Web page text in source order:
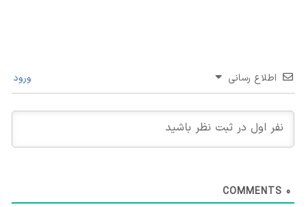
اطلاع رسانی ورود
0